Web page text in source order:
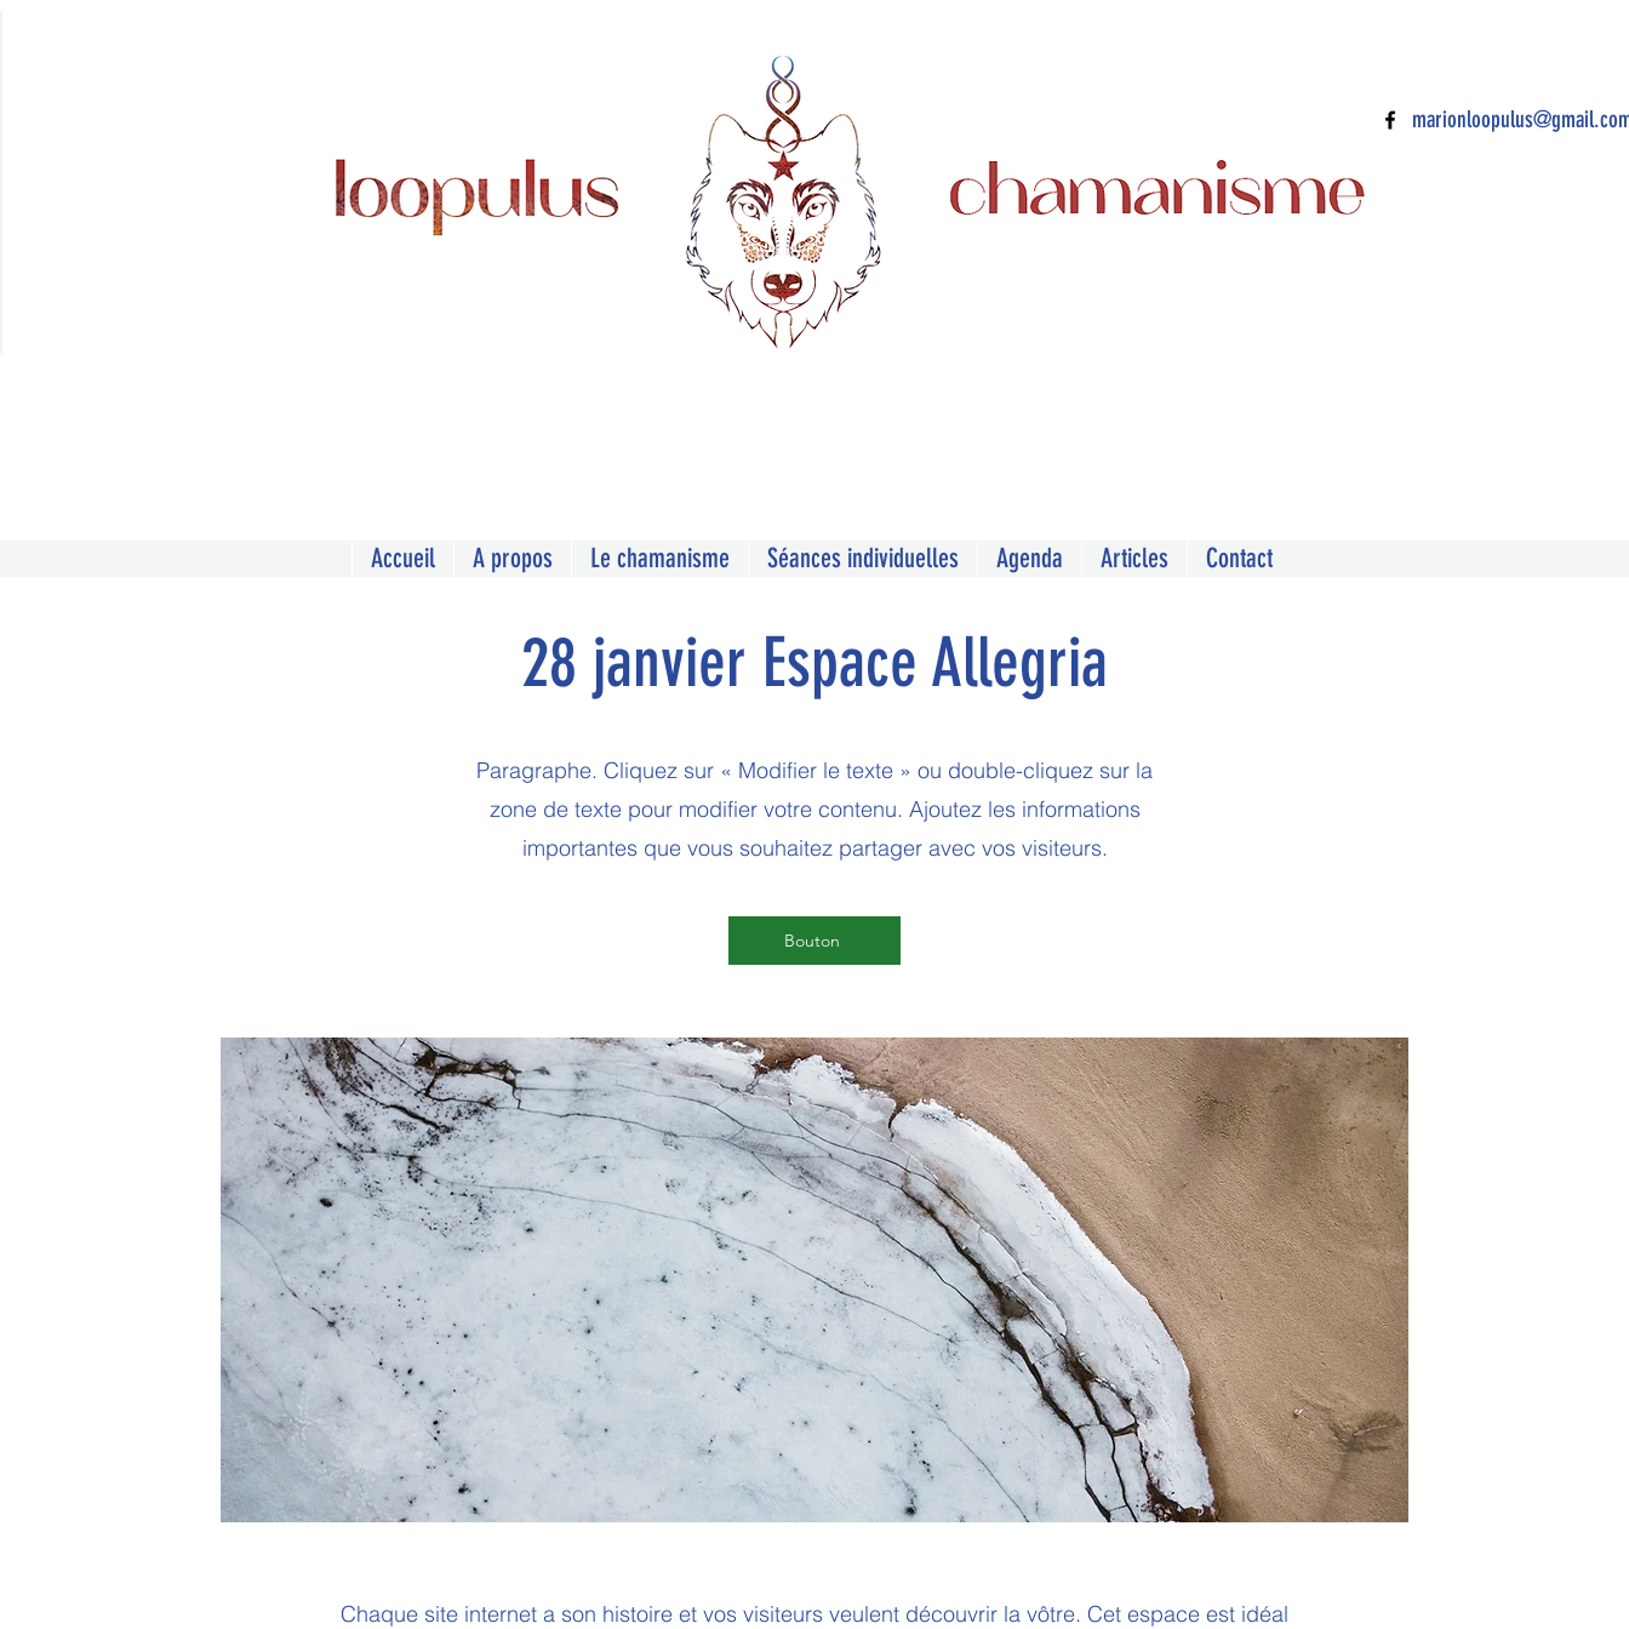
Accueil A propos Le chamanisme Séances individuelles Agenda Articles Contact
28 janvier Espace Allegria
Paragraphe. Cliquez sur « Modifier le texte » ou double-cliquez sur la
zone de texte pour modifier votre contenu. Ajoutez les informations
importantes que vous souhaitez partager avec vos visiteurs.
Bouton
Chaque site internet a son histoire et vos visiteurs veulent découvrir la vôtre. Cet espace est idéal